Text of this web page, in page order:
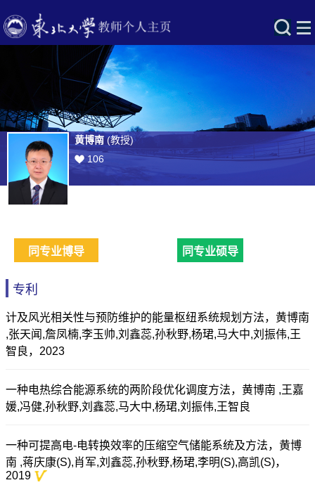
黄博南(教授)
106
同专业博导 同专业硕导
专利
计及风光相关性与预防维护的能量枢纽系统规划方法，黄博南
,张天闻,詹凤楠,李玉帅,刘鑫蕊,孙秋野,杨珺,马大中,刘振伟,王
智良，2023
一种电热综合能源系统的两阶段优化调度方法，黄博南 ,王嘉
媛,冯健,孙秋野,刘鑫蕊,马大中,杨珺,刘振伟,王智良
一种可提高电-电转换效率的压缩空气储能系统及方法，黄博
南 ,蒋庆康(S),肖军,刘鑫蕊,孙秋野,杨珺,李明(S),高凯(S)，
2019